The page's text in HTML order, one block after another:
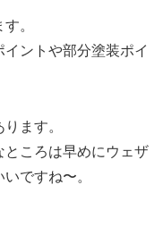
。
ントや部分塗装ポイ
ます。
ころは早めにウェザ
ですね〜。